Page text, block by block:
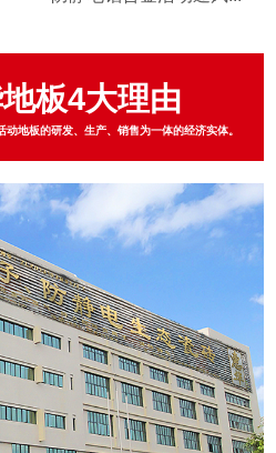
板4大理由
地板的研发、生产、销售为一体的经济实体。